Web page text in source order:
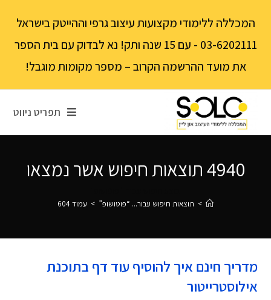
המכללה ללימודי מקצועות עיצוב גרפי וההייטק בישראל
03-6202111 - עם 15 שנה ותק! נא לבדוק עם בית הספר
את מועד ההרשמה הקרוב – מספר מקומות מוגבל!
תפריט ניווט
4940תוצאות חיפוש אשר נמצאו
> תוצאות חיפוש עבור... “פוטושופ” > עמוד 604
מדריך חינם איך להוסיף עוד דף בתוכנת
אילוסטרייטור